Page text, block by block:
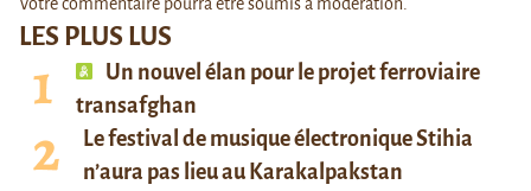
LES PLUS LUS
Un nouvel élan pour le projet ferroviaire
transafghan
Le festival de musique électronique Stihia
n’aura pas lieu au Karakalpakstan